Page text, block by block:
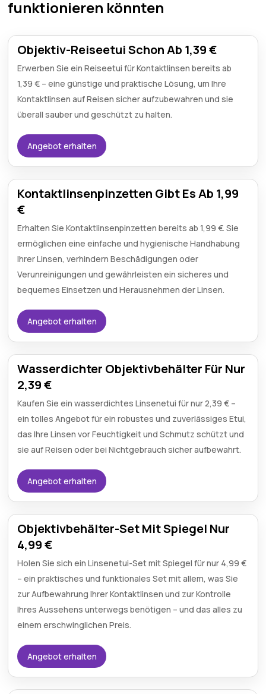
funktionieren könnten
Objektiv-Reiseetui Schon Ab 1,39 €
Erwerben Sie ein Reiseetui für Kontaktlinsen bereits ab
1,39 € – eine günstige und praktische Lösung, um Ihre
Kontaktlinsen auf Reisen sicher aufzubewahren und sie
überall sauber und geschützt zu halten.
Angebot erhalten
Kontaktlinsenpinzetten Gibt Es Ab 1,99
€
Erhalten Sie Kontaktlinsenpinzetten bereits ab 1,99 €. Sie
ermöglichen eine einfache und hygienische Handhabung
Ihrer Linsen, verhindern Beschädigungen oder
Verunreinigungen und gewährleisten ein sicheres und
bequemes Einsetzen und Herausnehmen der Linsen.
Angebot erhalten
Wasserdichter Objektivbehälter Für Nur
2,39 €
Kaufen Sie ein wasserdichtes Linsenetui für nur 2,39 € –
ein tolles Angebot für ein robustes und zuverlässiges Etui,
das Ihre Linsen vor Feuchtigkeit und Schmutz schützt und
sie auf Reisen oder bei Nichtgebrauch sicher aufbewahrt.
Angebot erhalten
Objektivbehälter-Set Mit Spiegel Nur
4,99 €
Holen Sie sich ein Linsenetui-Set mit Spiegel für nur 4,99 €
– ein praktisches und funktionales Set mit allem, was Sie
zur Aufbewahrung Ihrer Kontaktlinsen und zur Kontrolle
Ihres Aussehens unterwegs benötigen – und das alles zu
einem erschwinglichen Preis.
Angebot erhalten